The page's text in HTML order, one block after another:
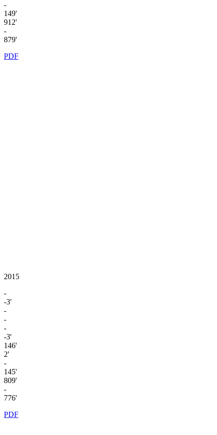
-
149'
912'
-
879'
PDF
2015
-
-3'
-
-
-
-3'
146'
2'
-
145'
809'
-
776'
PDF